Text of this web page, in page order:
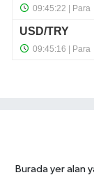
Burada yer alan